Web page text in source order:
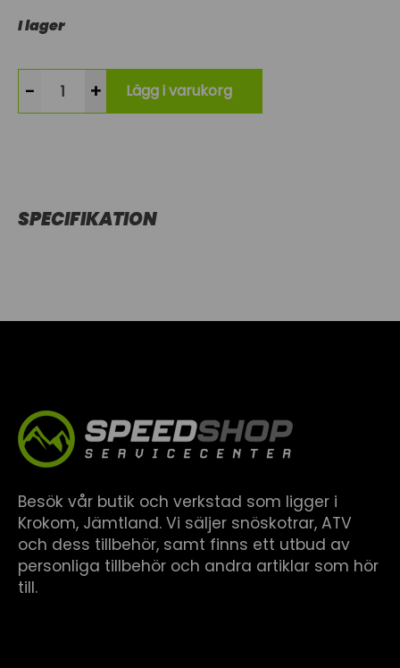
I lager
- + Lägg i varukorg
SPECIFIKATION
Besök vår butik och verkstad som ligger i
Krokom, Jämtland. Vi säljer snöskotrar, ATV
och dess tillbehör, samt finns ett utbud av
personliga tillbehör och andra artiklar som hör
till.